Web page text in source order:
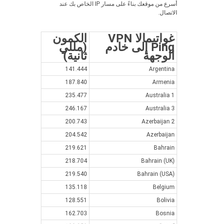
أسرع من موقعك بناءً على مسار IP الخاص بك عند
الاتصال.
غواتيمالا VPN
Ping إلى خادم
الوجهة
الكمون
(مللي
ثانية)
Argentina
141.444
Armenia
187.840
Australia 1
235.477
Australia 3
246.167
Azerbaijan 2
200.743
Azerbaijan
204.542
Bahrain
219.621
Bahrain (UK)
218.704
Bahrain (USA)
219.540
Belgium
135.118
Bolivia
128.551
Bosnia
162.703